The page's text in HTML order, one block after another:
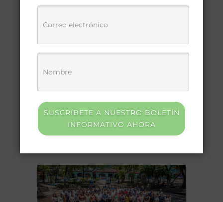
para el desarrollo de
espacio público desde los
autoridades municipales y
actores del [...]
agosto 9, 2026
SUSCRÍBETE A NUESTRO BOLETÍN
INFORMATIVO AHORA